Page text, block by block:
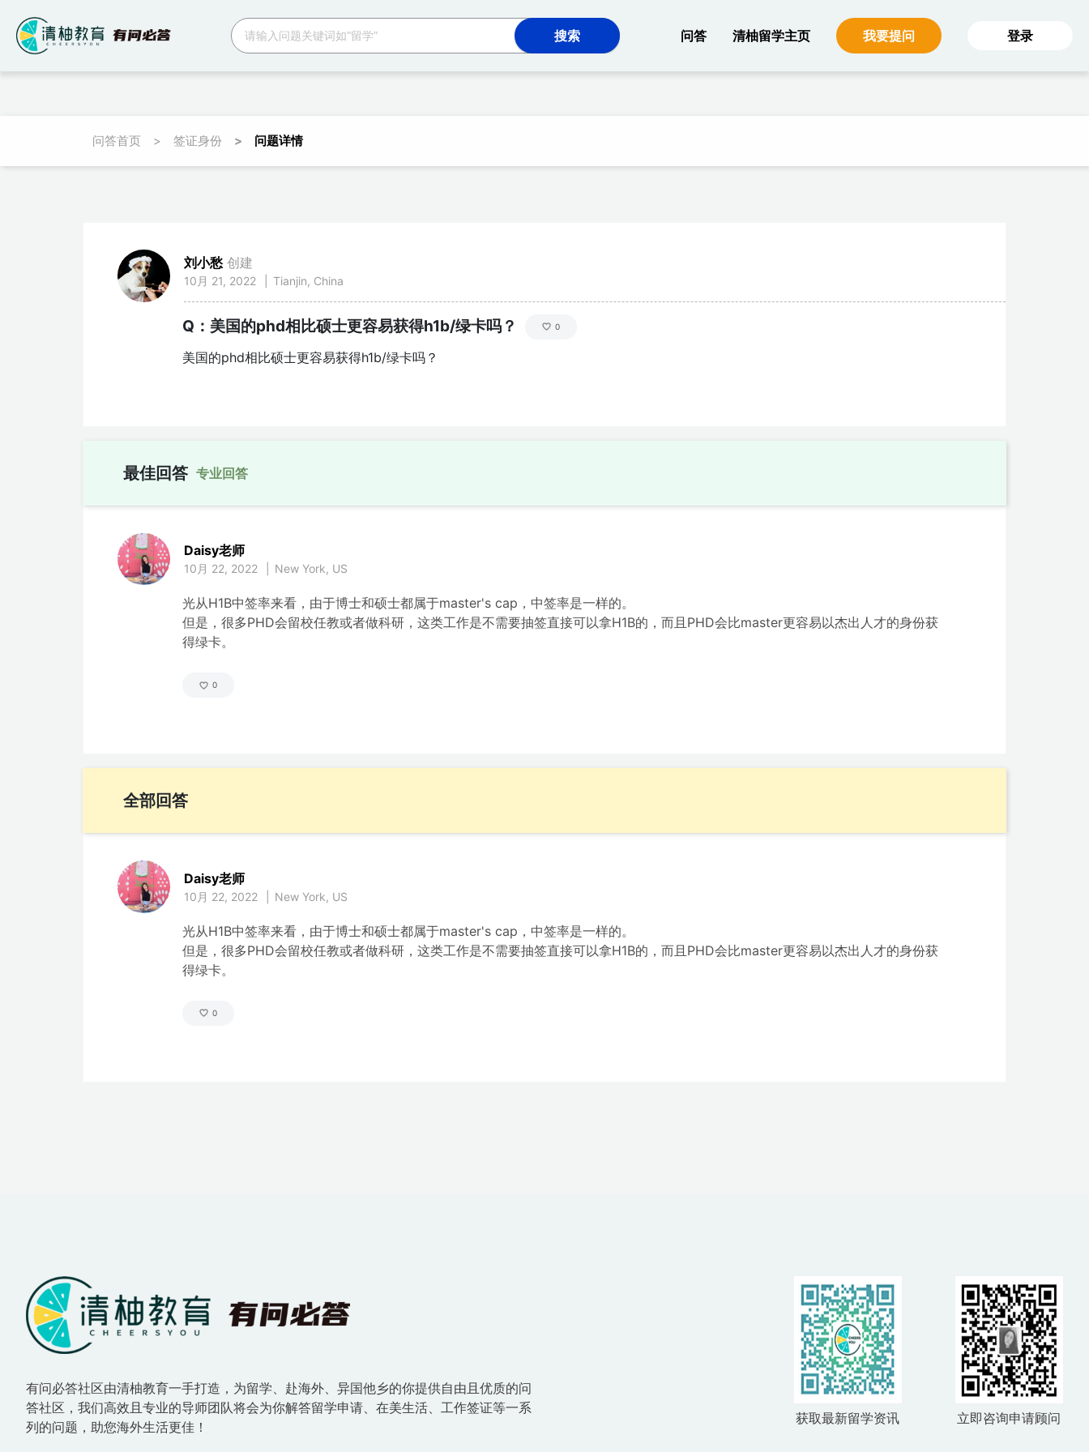
网站主菜单（大屏）
问答 清柚留学主页 我要提问 登录
面包屑
问答首页 签证身份 问题详情
刘小愁创建
10月 21, 2022 Tianjin, China
Q：美国的phd相比硕士更容易获得h1b/绿卡吗？ 0
美国的phd相比硕士更容易获得h1b/绿卡吗？
最佳回答
Daisy老师
10月 22, 2022 New York, US
光从H1B中签率来看，由于博士和硕士都属于master's cap，中签率是一样的。
但是，很多PHD会留校任教或者做科研，这类工作是不需要抽签直接可以拿H1B的，而且PHD会比master更容易以杰出人才的身份获
得绿卡。
0
全部回答
Daisy老师
10月 22, 2022 New York, US
光从H1B中签率来看，由于博士和硕士都属于master's cap，中签率是一样的。
但是，很多PHD会留校任教或者做科研，这类工作是不需要抽签直接可以拿H1B的，而且PHD会比master更容易以杰出人才的身份获
得绿卡。
0
有问必答社区由清柚教育一手打造，为留学、赴海外、异国他乡的你提供自由且优质的问
答社区，我们高效且专业的导师团队将会为你解答留学申请、在美生活、工作签证等一系
列的问题，助您海外生活更佳！
获取最新留学资讯 立即咨询申请顾问